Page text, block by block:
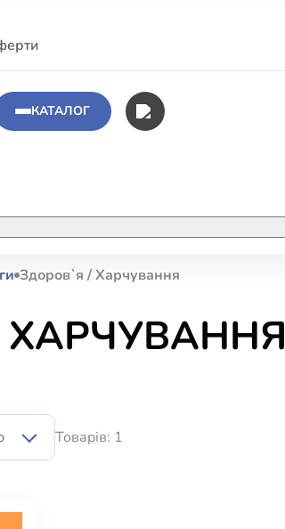
КАТАЛОГ
КНИГИ
Апологетика
Біблеістика
Дитяча література
Здоров`я / Харчування
Товарів: 1